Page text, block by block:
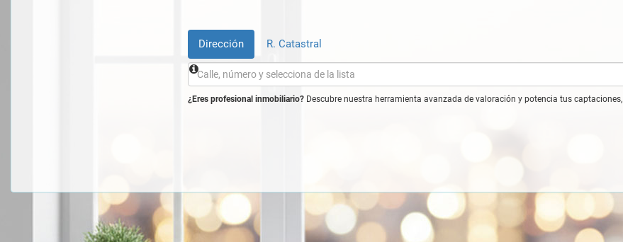
Dirección R. Catastral
¿Eres profesional inmobiliario? Descubre nuestra herramienta avanzada de valoración y potencia tus captaciones,